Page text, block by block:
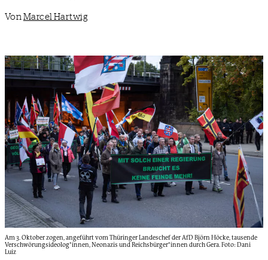
Von Marcel Hartwig
Am 3. Oktober zogen, angeführt vom Thüringer Landeschef der AfD Björn Höcke, tausende
Verschwörungsideolog*innen, Neonazis und Reichsbürger*innen durch Gera. Foto: Dani
Luiz